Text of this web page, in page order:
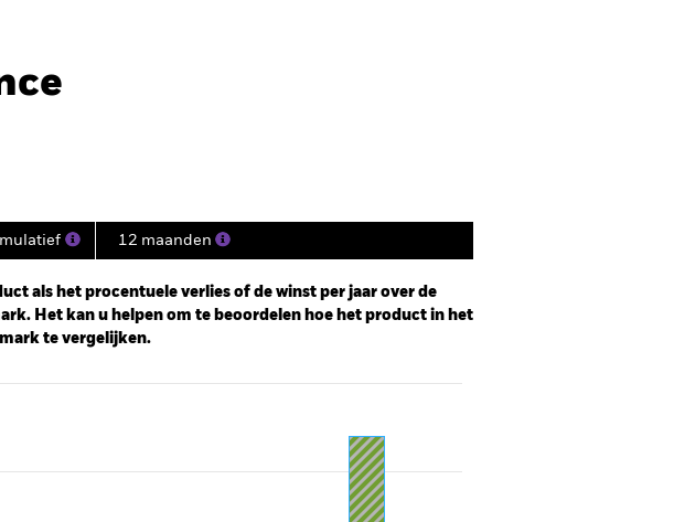
12 maanden
als het procentuele verlies of de winst per jaar over de
Het kan u helpen om te beoordelen hoe het product in het
te vergelijken.